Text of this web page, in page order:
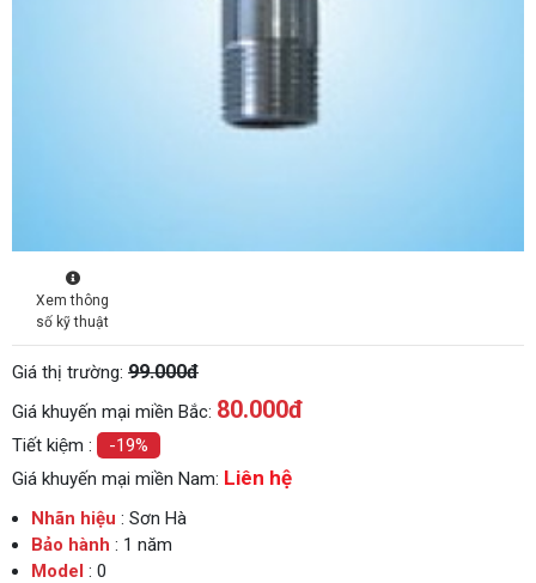
Xem thông
số kỹ thuật
Giá thị trường: 99.000đ
Giá khuyến mại miền Bắc: 80.000đ
Tiết kiệm :
-19%
Giá khuyến mại miền Nam: Liên hệ
Nhãn hiệu : Sơn Hà
Bảo hành : 1 năm
Model : 0